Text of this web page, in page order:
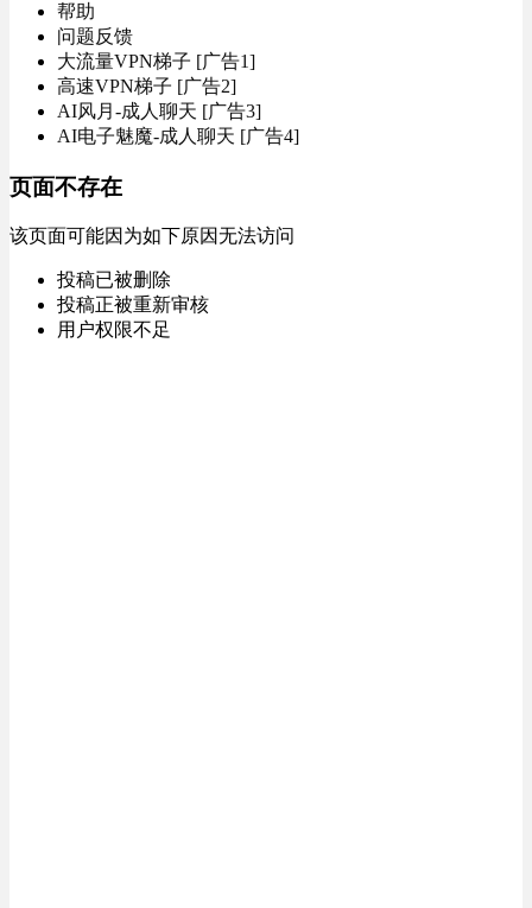
帮助
问题反馈
大流量VPN梯子 [广告1]
高速VPN梯子 [广告2]
AI风月-成人聊天 [广告3]
AI电子魅魔-成人聊天 [广告4]
页面不存在
该页面可能因为如下原因无法访问
投稿已被删除
投稿正被重新审核
用户权限不足